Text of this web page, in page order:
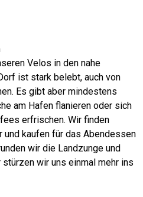
Velos in den nahe
ist stark belebt, auch von
Es gibt aber mindestens
am Hafen flanieren oder sich
erfrischen. Wir finden
und kaufen für das Abendessen
wir die Landzunge und
wir uns einmal mehr ins